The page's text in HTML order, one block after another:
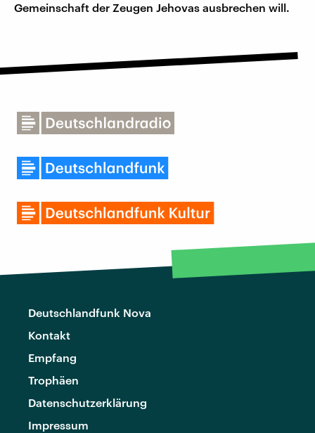
Gemeinschaft der Zeugen Jehovas ausbrechen will.
Deutschlandfunk Nova
Kontakt
Empfang
Trophäen
Datenschutzerklärung
Impressum